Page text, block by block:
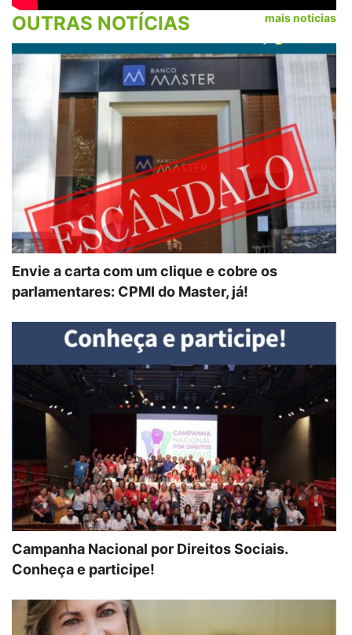
OUTRAS NOTÍCIAS mais noticias
Envie a carta com um clique e cobre os
parlamentares: CPMI do Master, já!
Campanha Nacional por Direitos Sociais.
Conheça e participe!